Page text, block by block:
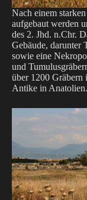
Nach einem
aufgebaut werden
des 2. Jhd. n.Chr.
Gebäude, darunter
sowie eine
und
über 1200 Gräbern
Antike in Anatolien.